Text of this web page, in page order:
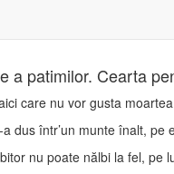
a patimilor. Cearta
care nu vor gusta
într’un munte înalt, pe
nu poate nălbi la fel, pe